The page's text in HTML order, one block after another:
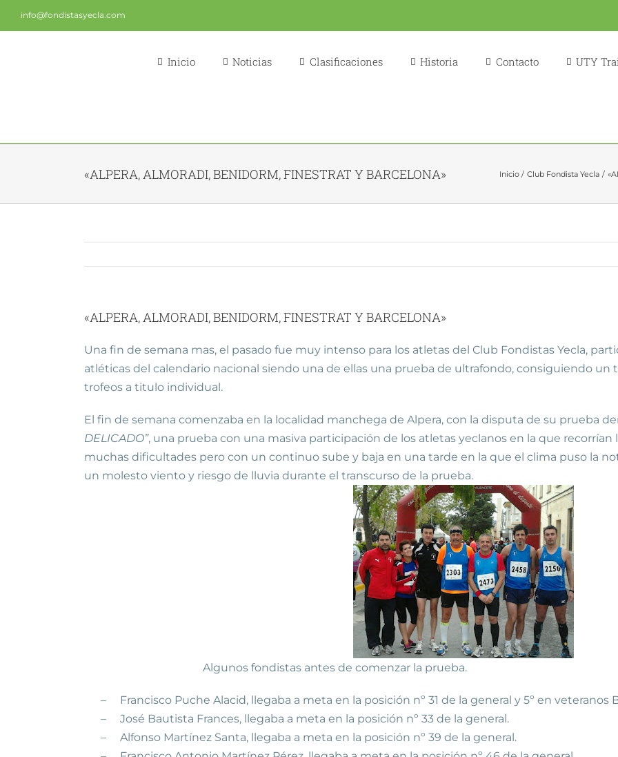
Saltarinfo@fondistasyecla.com
Inicio Noticias Clasificaciones Historia Contacto UTY
«ALPERA, ALMORADI, BENIDORM, FINESTRAT Y BARCELONA» Inicio Club Fondista Yecla
«ALPERA, ALMORADI, BENIDORM, FINESTRAT Y BARCELONA»
Una fin de semana mas, el pasado fue muy intenso para los atletas del Club Fondistas Yecla,
atléticas del calendario nacional siendo una de ellas una prueba de ultrafondo, consiguiendo un
trofeos a titulo individual.
El fin de semana comenzaba en la localidad manchega de Alpera, con la disputa de su prueba
DELICADO”, una prueba con una masiva participación de los atletas yeclanos en la que recorrían
muchas dificultades pero con un continuo sube y baja en una tarde en la que el clima puso la
un molesto viento y riesgo de lluvia durante el transcurso de la prueba.
Algunos fondistas antes de comenzar la prueba.
–
Francisco Puche Alacid, llegaba a meta en la posición nº 31 de la general y 5º en veteranos
–
José Bautista Frances, llegaba a meta en la posición nº 33 de la general.
–
Alfonso Martínez Santa, llegaba a meta en la posición nº 39 de la general.